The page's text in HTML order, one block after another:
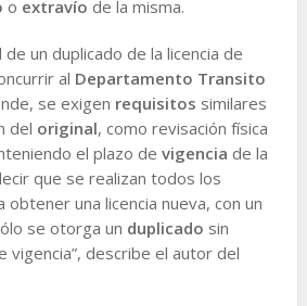
o extravío de la misma.
un duplicado de la licencia de
al Departamento Transito
se exigen requisitos similares
del original, como revisación física
el plazo de vigencia de la
que se realizan todos los
obtener una licencia nueva, con un
se otorga un duplicado sin
vigencia”, describe el autor del